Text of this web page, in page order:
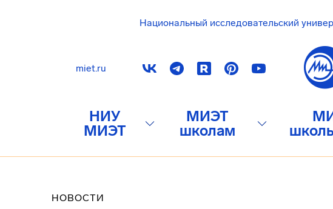
Национальный исследовательский
miet.ru
НИУ
МИЭТ
МИЭТ
школам
НОВОСТИ